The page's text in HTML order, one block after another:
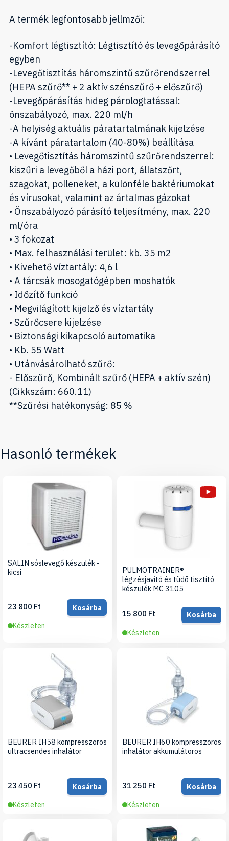
A termék legfontosabb jellmzői:
-Komfort légtisztító: Légtisztító és levegőpárásító
egyben
-Levegőtisztítás háromszintű szűrőrendszerrel
(HEPA szűrő** + 2 aktív szénszűrő + előszűrő)
-Levegőpárásítás hideg párologtatással:
önszabályozó, max. 220 ml/h
-A helyiség aktuális páratartalmának kijelzése
-A kívánt páratartalom (40-80%) beállítása
• Levegőtisztítás háromszintű szűrőrendszerrel:
kiszűri a levegőből a házi port, állatszőrt,
szagokat, polleneket, a különféle baktériumokat
és vírusokat, valamint az ártalmas gázokat
• Önszabályozó párásító teljesítmény, max. 220
ml/óra
• 3 fokozat
• Max. felhasználási terület: kb. 35 m2
• Kivehető víztartály: 4,6 l
• A tárcsák mosogatógépben moshatók
• Időzítő funkció
• Megvilágított kijelző és víztartály
• Szűrőcsere kijelzése
• Biztonsági kikapcsoló automatika
• Kb. 55 Watt
• Utánvásárolható szűrő:
- Előszűrő, Kombinált szűrő (HEPA + aktív szén)
(Cikkszám: 660.11)
**Szűrési hatékonyság: 85 %
Hasonló termékek
SALIN sóslevegő készülék -
kicsi
23 800 Ft
Kosárba
Készleten
PULMOTRAINER®
légzésjavító és tüdő tisztító
készülék MC 3105
15 800 Ft
Kosárba
Készleten
BEURER IH58 kompresszoros
ultracsendes inhalátor
23 450 Ft
Kosárba
Készleten
BEURER IH60 kompresszoros
inhalátor akkumulátoros
31 250 Ft
Kosárba
Készleten